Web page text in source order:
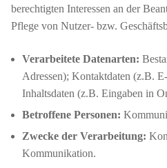
berechtigten Interessen an der
Pflege von Nutzer- bzw.
Verarbeitete Datenarten:
Adressen); Kontaktdaten (z.B.
Inhaltsdaten (z.B. Eingaben in
Betroffene Personen:
Zwecke der Verarbeitung:
Kommunikation.